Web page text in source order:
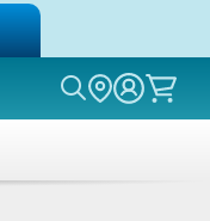
Icon of